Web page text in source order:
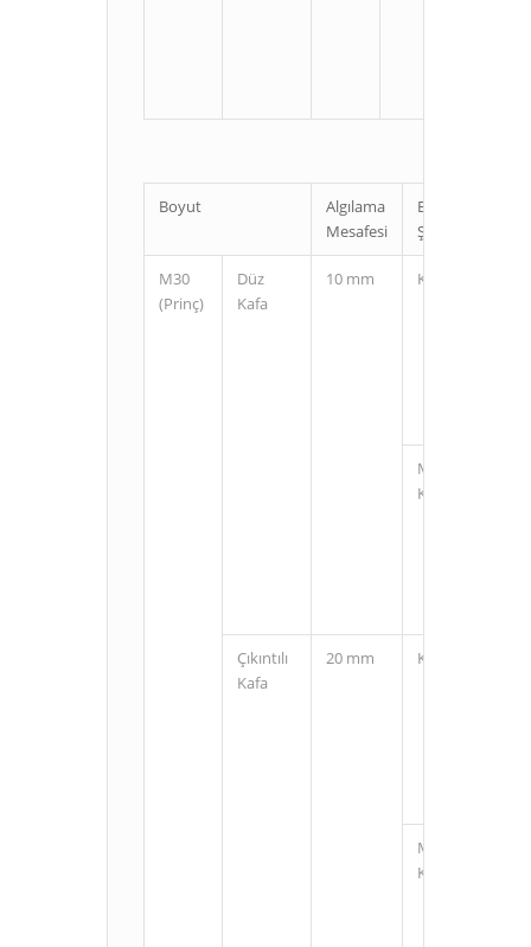
Boyut
Algılama
Mesafesi
Bağlantı
Şekli
M30
(Prinç)
Düz
Kafa
10 mm Kablolu
M12
Konnektörlü
Çıkıntılı
Kafa
20 mm Kablolu
M12
Konnektörlü